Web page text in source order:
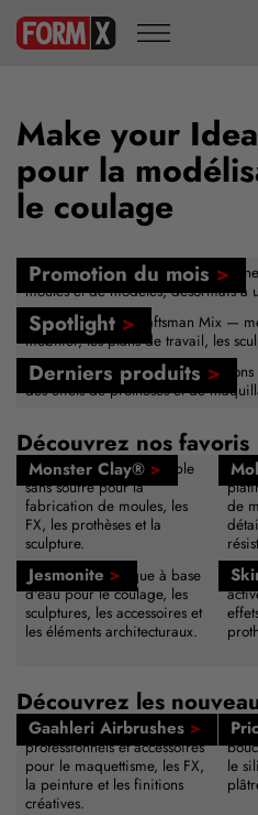
Make your
pour la
le coulage
Promotion du mois >
FormSil 25 — caoutchouc de
moules et de modèles, désormais
Spotlight >
Buddy Rhodes™ Craftsman Mix —
mobilier, les plans de travail, les
Derniers produits >
Nouveau — Skin Illustrator
des effets de prothèses et de
Découvrez nos favoris
Monster Clay® >
Pâte à modeler réutilisable
sans soufre pour la
fabrication de moules, les
FX, les prothèses et la
sculpture.
de
Jesmonite >
Composite acrylique à base
d'eau pour le coulage, les
sculptures, les accessoires et
les éléments architecturaux.
Découvrez les
Gaahleri Airbrushes >
Systèmes d'aérographe
professionnels et accessoires
pour le maquettisme, les FX,
la peinture et les finitions
créatives.
le